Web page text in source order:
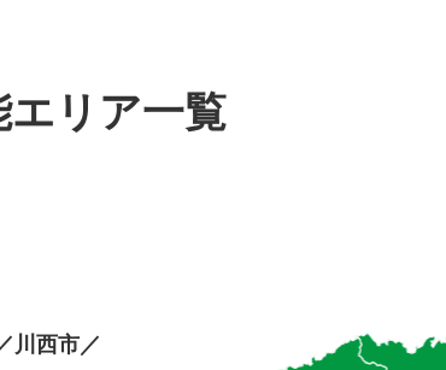
リア一覧
川西市／